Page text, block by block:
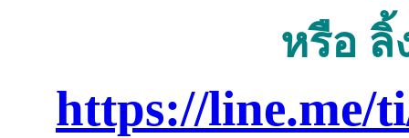
หรือ ลิ้
https://line.me/